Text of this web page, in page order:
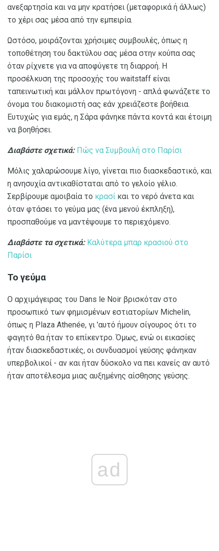
ανεξαρτησία και να μην κρατήσει (μεταφορικά ή άλλως)
το χέρι σας μέσα από την εμπειρία.
Ωστόσο, μοιράζονται χρήσιμες συμβουλές, όπως η
τοποθέτηση του δακτύλου σας μέσα στην κούπα σας
όταν ρίχνετε για να αποφύγετε τη διαρροή. Η
προσέλκυση της προσοχής του waitstaff είναι
ταπεινωτική και μάλλον πρωτόγονη - απλά φωνάζετε το
όνομα του διακομιστή σας εάν χρειάζεστε βοήθεια.
Ευτυχώς για εμάς, η Σάρα φάνηκε πάντα κοντά και έτοιμη
να βοηθήσει.
Διαβάστε σχετικά: Πώς να Συμβουλή στο Παρίσι
Μόλις χαλαρώσουμε λίγο, γίνεται πιο διασκεδαστικό, και
η ανησυχία αντικαθίσταται από το γελοίο γέλιο.
Σερβίρουμε αμοιβαία το κρασί και το νερό άνετα και
όταν φτάσει το γεύμα μας (ένα μενού έκπληξη),
προσπαθούμε να μαντέψουμε το περιεχόμενο.
Διαβάστε τα σχετικά: Καλύτερα μπαρ κρασιού στο
Παρίσι
Το γεύμα
Ο αρχιμάγειρας του Dans le Noir βρισκόταν στο
προσωπικό των φημισμένων εστιατορίων Michelin,
όπως η Plaza Athenée, γι 'αυτό ήμουν σίγουρος ότι το
φαγητό θα ήταν το επίκεντρο. Όμως, ενώ οι εικασίες
ήταν διασκεδαστικές, οι συνδυασμοί γεύσης φάνηκαν
υπερβολικοί - αν και ήταν δύσκολο να πει κανείς αν αυτό
ήταν αποτέλεσμα μιας αυξημένης αίσθησης γεύσης.
ad